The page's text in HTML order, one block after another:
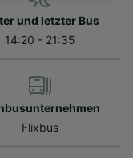
und letzter Bus
14:20 - 21:35
Flixbus
und
Ihre
Zwecke
haben, Ihr